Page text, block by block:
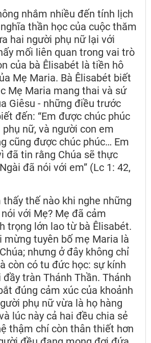
nhắm nhiều đến tính lịch
thần học của cuộc thăm
hai người phụ nữ lại với
mối liên quan trong vai trò
của bà Êlisabét là tiền hô
Mẹ Maria. Bà Êlisabét biết
Mẹ Maria mang thai và sứ
Giêsu - những điều trước
đến: “Em được chúc phúc
nữ, và người con em
cũng được chúc phúc… Em
đã tin rằng Chúa sẽ thực
đã nói với em” (Lc 1: 42,
thế nào khi nghe những
với Mẹ? Mẹ đã cảm
trọng lớn lao từ bà Êlisabét.
mừng tuyên bố mẹ Maria là
nhưng ở đây không chỉ
còn có tu đức học: sự kính
tràn Thánh Thần. Thánh
đúng cảm xúc của khoảnh
phụ nữ vừa là họ hàng
lúc này cả hai đều chia sẻ
thậm chí còn thân thiết hơn